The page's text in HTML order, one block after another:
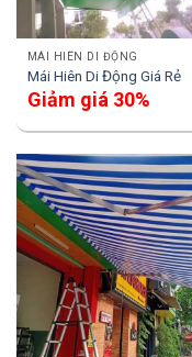
MÁI HIÊN DI ĐỘNG
Mái Hiên Di Động Giá Rẻ
Giảm giá 30%